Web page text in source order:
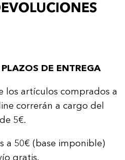
DE ENTREGA
los artículos comprados a
correrán a cargo del
5€.
a 50€ (base imponible)
gratis.